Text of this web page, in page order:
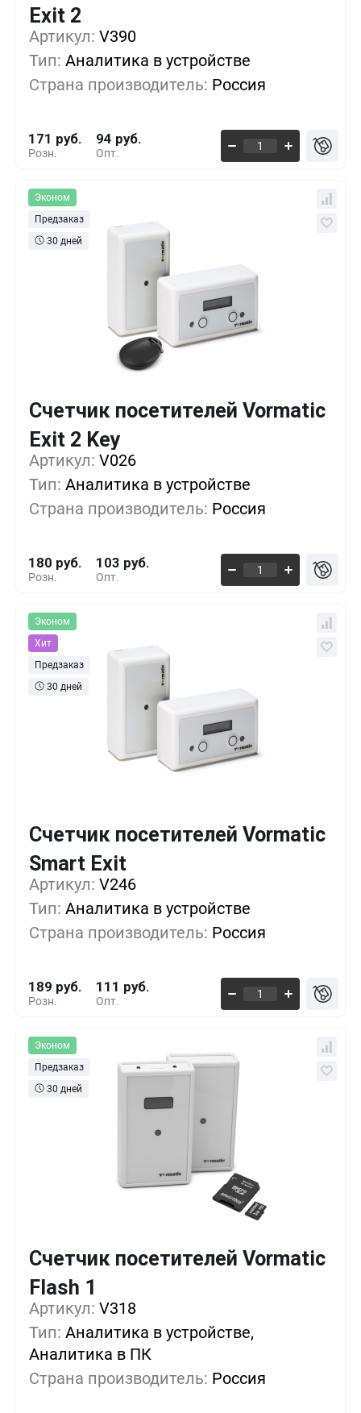
Exit 2
Артикул: V390
Тип: Аналитика в устройстве
Страна производитель: Россия
Розн.
171 руб.
Опт.
94 руб.
1+ 0%
5+ -9%
10+ -19%
Эконом
Предзаказ
30 дней
Счетчик посетителей Vormatic
Exit 2 Key
Артикул: V026
Тип: Аналитика в устройстве
Страна производитель: Россия
Розн.
180 руб.
Опт.
103 руб.
1+ 0%
5+ -9%
10+ -18%
Эконом
Хит
Предзаказ
30 дней
Счетчик посетителей Vormatic
Smart Exit
Артикул: V246
Тип: Аналитика в устройстве
Страна производитель: Россия
Розн.
189 руб.
Опт.
111 руб.
1+ 0%
5+ -9%
10+ -18%
Эконом
Предзаказ
30 дней
Счетчик посетителей Vormatic
Flash 1
Артикул: V318
Тип: Аналитика в устройстве,
Аналитика в ПК
Страна производитель: Россия
Кол-во
1+ 0%
5+ -7%
10+ -15%